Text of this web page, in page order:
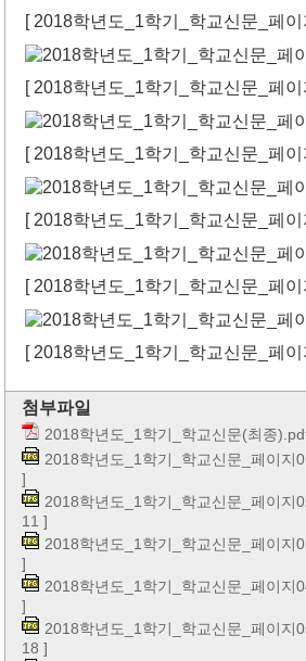
[ 2018학년도_1학기_학교신문_페이
[ 2018학년도_1학기_학교신문_페이
[ 2018학년도_1학기_학교신문_페이
[ 2018학년도_1학기_학교신문_페이
[ 2018학년도_1학기_학교신문_페이
[ 2018학년도_1학기_학교신문_페이
첨부파일
2018학년도_1학기_학교신문(최종
2018학년도_1학기_학교신문_페이지
]
2018학년도_1학기_학교신문_페이지
11 ]
2018학년도_1학기_학교신문_페이지
]
2018학년도_1학기_학교신문_페이지
]
2018학년도_1학기_학교신문_페이지
18 ]